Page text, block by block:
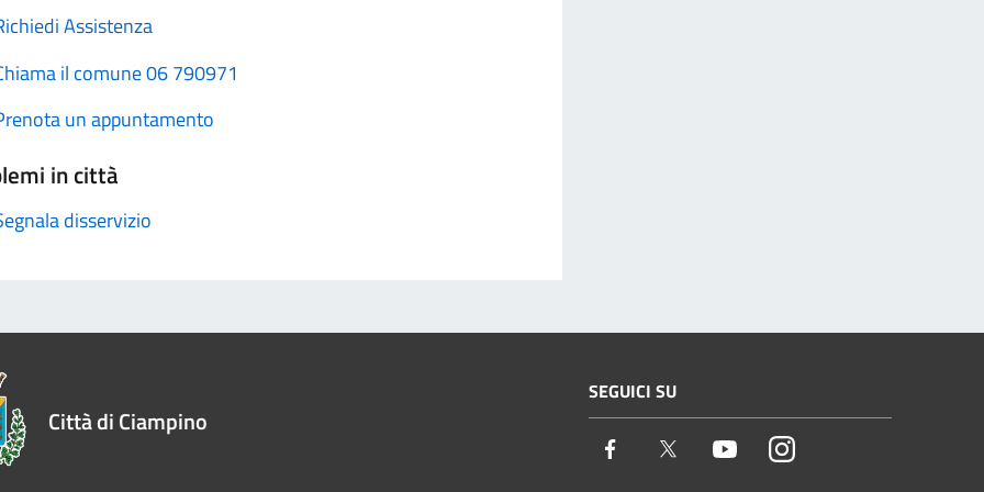
Assistenza
il comune 06 790971
un appuntamento
in città
disservizio
Città di Ciampino
SEGUICI SU
Facebook Twitter YoutubeInstagram